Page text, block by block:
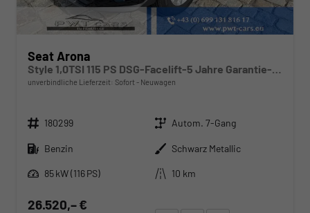
Seat Arona
unverbindliche Lieferzeit: Sofort Neuwagen
Fahrzeugnr. 180299 Getriebe Autom. 7-Gang
Kraftstoff
Benzin Außenfarbe Schwarz Metallic
Leistung
85 kW (116 PS) Kilometerstand 10 km
26.520,– €